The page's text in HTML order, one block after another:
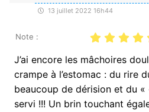
13 juillet 2022 16h44
Note :
J’ai encore les mâchoires
crampe à l’estomac : du rire
beaucoup de dérision et du
servi !!! Un brin touchant